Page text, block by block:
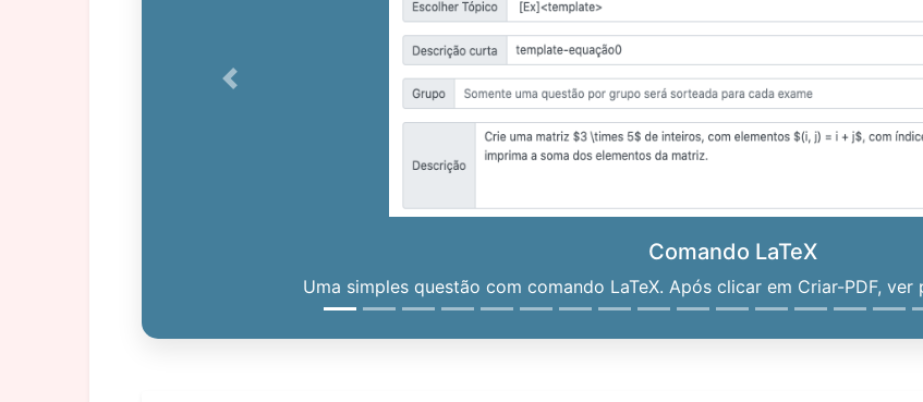
Comando LaTeX
Uma simples questão com comando LaTeX. Após clicar em Criar-PDF,
Previous